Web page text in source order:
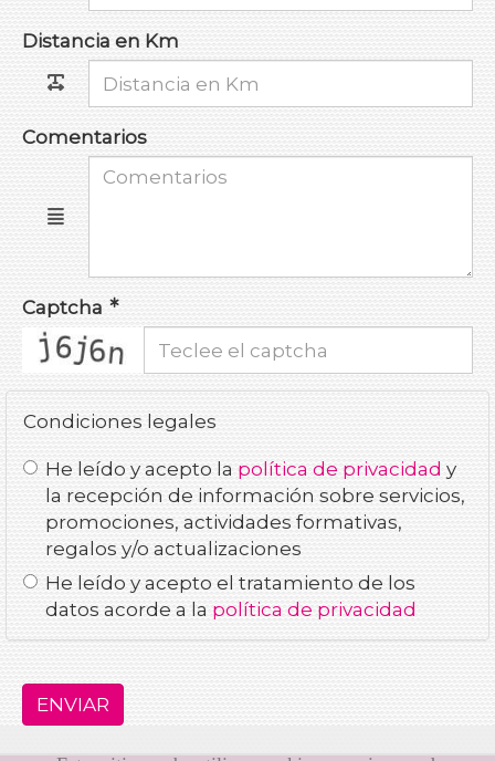
Distancia en Km
Comentarios
Captcha
captcha
Condiciones legales
He leído y acepto lapolítica de privacidady
la recepción de información sobre servicios,
promociones, actividades formativas,
regalos y/o actualizaciones
He leído y acepto el tratamiento de los
datos acorde a la política de privacidad
ENVIAR